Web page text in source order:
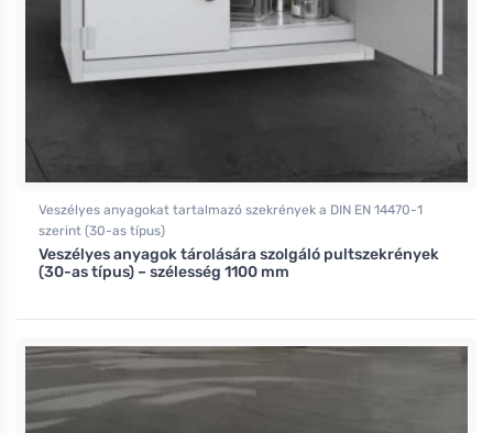
Veszélyes anyagokat tartalmazó szekrények a DIN EN 14470-1
szerint (30-as típus)
Veszélyes anyagok tárolására szolgáló pultszekrények
(30-as típus) – szélesség 1100 mm